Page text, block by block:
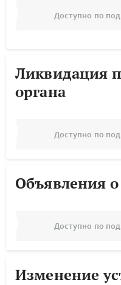
Доступно по
Ликвидация
органа
Доступно по
Объявления
Доступно по
Изменение